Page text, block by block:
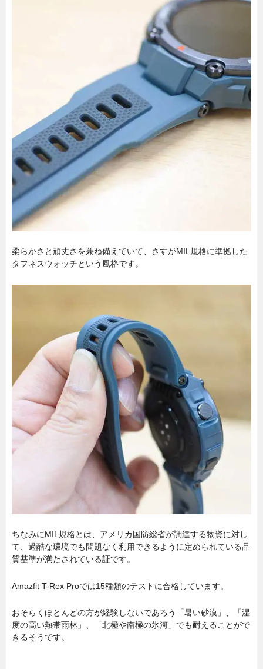
柔らかさと頑丈さを兼ね備えていて、さすがMIL規格に準拠した
タフネスウォッチという風格です。
ちなみにMIL規格とは、アメリカ国防総省が調達する物資に対し
て、過酷な環境でも問題なく利用できるように定められている品
質基準が満たされている証です。
Amazfit T-Rex Proでは15種類のテストに合格しています。
おそらくほとんどの方が経験しないであろう「暑い砂漠」、「湿
度の高い熱帯雨林」、「北極や南極の氷河」でも耐えることがで
きるそうです。